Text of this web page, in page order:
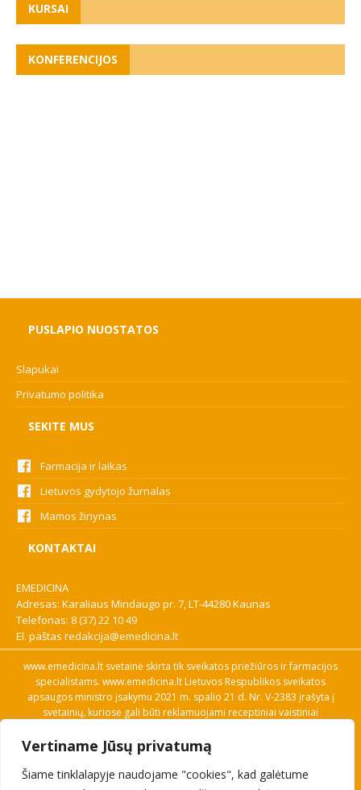
Vertiname Jūsų privatumą
Šiame tinklalapyje naudojame "cookies", kad galėtume
KURSAI
KONFERENCIJOS
PUSLAPIO NUOSTATOS
Slapukai
Privatumo politika
SEKITE MUS
Farmacija ir laikas
Lietuvos gydytojo žurnalas
Mamos žinynas
KONTAKTAI
EMEDICINA
Adresas: Karaliaus Mindaugo pr. 7, LT-44280 Kaunas
Telefonas: 8 (37) 22 10 49
El. paštas redakcija@emedicina.lt
www.emedicina.lt svetainė skirta tik sveikatos priežiūros ir farmacijos
specialistams. www.emedicina.lt Lietuvos Respublikos sveikatos
apsaugos ministro įsakymu 2021 m. spalio 21 d. Nr. V-2383 įrašyta į
svetainių, kuriose gali būti reklamuojami receptiniai vaistiniai
savo profesinę kvalifikaciją. Naudingos nuorodos: Vaistų ir medicinos
pagalbos priemonių kainų paieška, VVKT tinklalapis, Sveikatos
priežiūros ar farmacijos specialisto pranešimo apie įtariamą